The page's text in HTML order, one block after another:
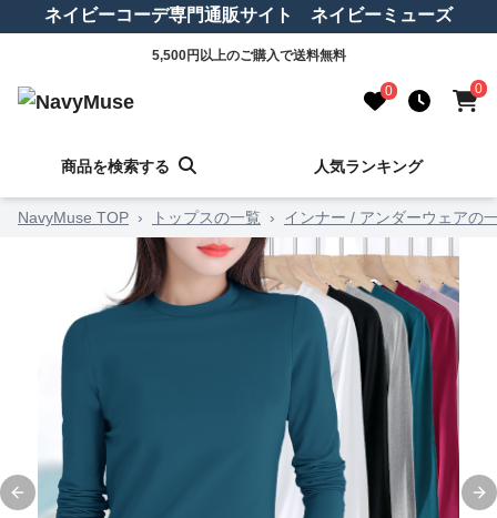
ネイビーコーデ専門通販サイト ネイビーミューズ
5,500円以上のご購入で送料無料
0 0
商品を検索する 人気ランキング
NavyMuse TOP › トップスの一覧 › インナー / アンダーウェアの
Previous slide